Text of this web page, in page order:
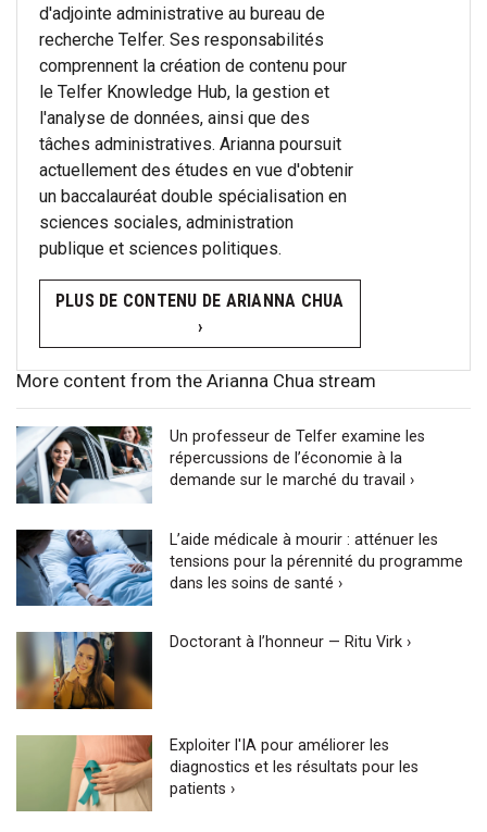
d'adjointe administrative au bureau de
recherche Telfer. Ses responsabilités
comprennent la création de contenu pour
le Telfer Knowledge Hub, la gestion et
l'analyse de données, ainsi que des
tâches administratives. Arianna poursuit
actuellement des études en vue d'obtenir
un baccalauréat double spécialisation en
sciences sociales, administration
publique et sciences politiques.
PLUS DE CONTENU DE ARIANNA CHUA
›
More content from the Arianna Chua stream
Un professeur de Telfer examine les
répercussions de l’économie à la
demande sur le marché du travail ›
L’aide médicale à mourir : atténuer les
tensions pour la pérennité du programme
dans les soins de santé ›
Doctorant à l’honneur — Ritu Virk ›
Exploiter l'IA pour améliorer les
diagnostics et les résultats pour les
patients ›